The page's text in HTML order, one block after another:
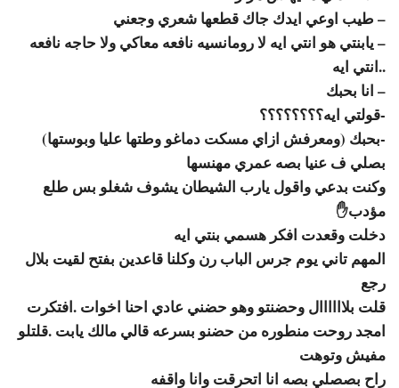
– طيب اوعي ايدك جاك قطعها شعري وجعني
– يابنتي هو انتي ايه لا رومانسيه نافعه معاكي ولا حاجه نافعه
..انتي ايه
– انا بحبك
-قولتي ايه؟؟؟؟؟؟؟؟
-بحبك (ومعرفش ازاي مسكت دماغو وطتها عليا وبوستها)
بصلي ف عنيا بصه عمري مهنسها
وكنت بدعي واقول يارب الشيطان يشوف شغلو بس طلع
مؤدب✋
دخلت وقعدت افكر هسمي بنتي ايه
المهم تاني يوم جرس الباب رن وكلنا قاعدين بفتح لقيت بلال
رجع
قلت بلاااااال وحضنتو وهو حضني عادي احنا اخوات .افتكرت
امجد روحت منطوره من حضنو بسرعه قالي مالك يابت .قلتلو
مفيش وتوهت
راح بصصلي بصه انا اتحرقت وانا واقفه